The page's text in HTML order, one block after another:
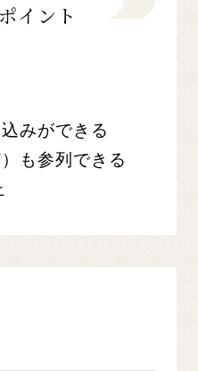
イント
みができる
も参列できる